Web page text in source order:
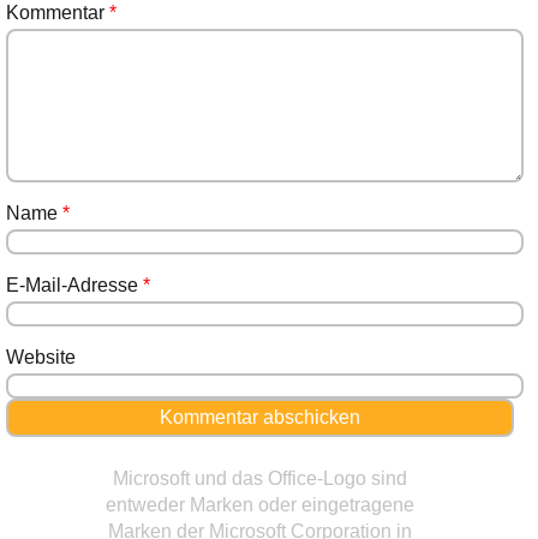
Kommentar *
Name *
E-Mail-Adresse *
Website
Microsoft und das Office-Logo sind
entweder Marken oder eingetragene
Marken der Microsoft Corporation in